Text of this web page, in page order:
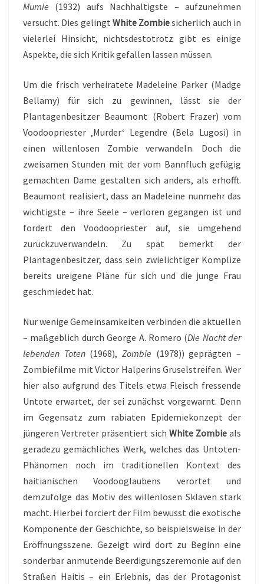
Mumie (1932) aufs Nachhaltigste – aufzunehmen
versucht. Dies gelingt White Zombiesicherlich auch in
vielerlei Hinsicht, nichtsdestotrotz gibt es einige
Aspekte, die sich Kritik gefallen lassen müssen.
Um die frisch verheiratete Madeleine Parker (Madge
Bellamy) für sich zu gewinnen, lässt sie der
Plantagenbesitzer Beaumont (Robert Frazer) vom
Voodoopriester ‚Murder‘ Legendre (Bela Lugosi) in
einen willenlosen Zombie verwandeln. Doch die
zweisamen Stunden mit der vom Bannfluch gefügig
gemachten Dame gestalten sich anders, als erhofft.
Beaumont realisiert, dass an Madeleine nunmehr das
wichtigste – ihre Seele – verloren gegangen ist und
fordert den Voodoopriester auf, sie umgehend
zurückzuverwandeln. Zu spät bemerkt der
Plantagenbesitzer, dass sein zwielichtiger Komplize
bereits ureigene Pläne für sich und die junge Frau
geschmiedet hat.
Nur wenige Gemeinsamkeiten verbinden die aktuellen
– maßgeblich durch George A. Romero (Die Nacht der
lebenden Toten(1968),Zombie (1978)) geprägten –
Zombiefilme mit Victor Halperins Gruselstreifen. Wer
hier also aufgrund des Titels etwa Fleisch fressende
Untote erwartet, der sei zunächst vorgewarnt. Denn
im Gegensatz zum rabiaten Epidemiekonzept der
jüngeren Vertreter präsentiert sich White Zombieals
geradezu gemächliches Werk, welches das Untoten-
Phänomen noch im traditionellen Kontext des
haitianischen Voodooglaubens verortet und
demzufolge das Motiv des willenlosen Sklaven stark
macht. Hierbei forciert der Film bewusst die exotische
Komponente der Geschichte, so beispielsweise in der
Eröffnungsszene. Gezeigt wird dort zu Beginn eine
sonderbar anmutende Beerdigungszeremonie auf den
Straßen Haitis – ein Erlebnis, das der Protagonist